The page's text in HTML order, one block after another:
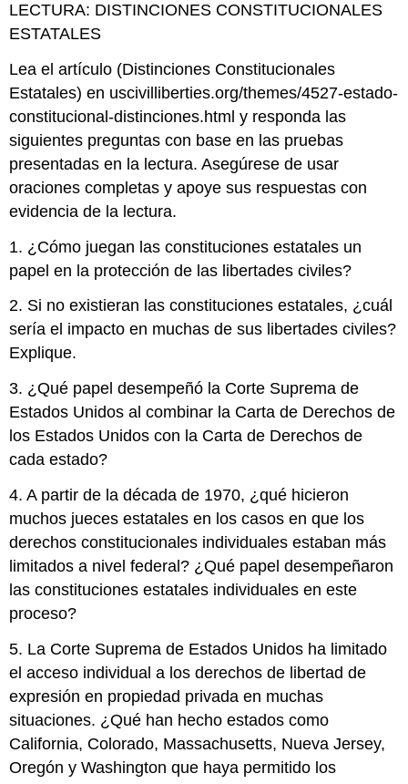
LECTURA: DISTINCIONES CONSTITUCIONALES
ESTATALES
Lea el artículo (Distinciones Constitucionales
Estatales) en uscivilliberties.org/themes/4527-estado-
constitucional-distinciones.html y responda las
siguientes preguntas con base en las pruebas
presentadas en la lectura. Asegúrese de usar
oraciones completas y apoye sus respuestas con
evidencia de la lectura.
1. ¿Cómo juegan las constituciones estatales un
papel en la protección de las libertades civiles?
2. Si no existieran las constituciones estatales, ¿cuál
sería el impacto en muchas de sus libertades civiles?
Explique.
3. ¿Qué papel desempeñó la Corte Suprema de
Estados Unidos al combinar la Carta de Derechos de
los Estados Unidos con la Carta de Derechos de
cada estado?
4. A partir de la década de 1970, ¿qué hicieron
muchos jueces estatales en los casos en que los
derechos constitucionales individuales estaban más
limitados a nivel federal? ¿Qué papel desempeñaron
las constituciones estatales individuales en este
proceso?
5. La Corte Suprema de Estados Unidos ha limitado
el acceso individual a los derechos de libertad de
expresión en propiedad privada en muchas
situaciones. ¿Qué han hecho estados como
California, Colorado, Massachusetts, Nueva Jersey,
Oregón y Washington que haya permitido los